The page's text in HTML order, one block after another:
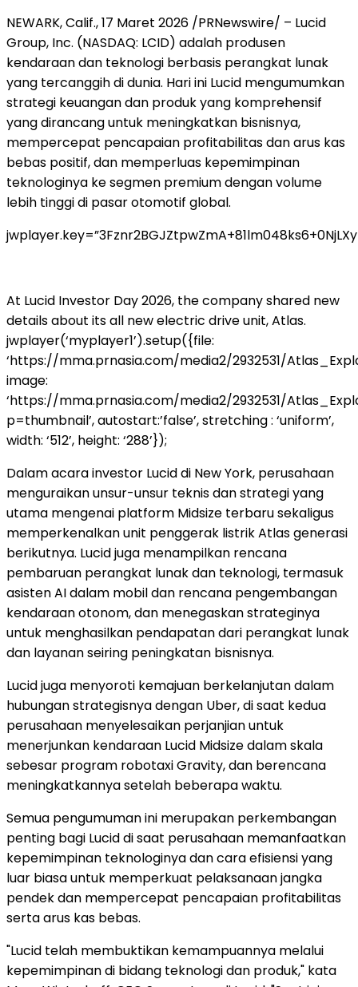
NEWARK, Calif.,17 Maret 2026 /PRNewswire/ – Lucid
Group, Inc. (NASDAQ: LCID) adalah produsen
kendaraan dan teknologi berbasis perangkat lunak
yang tercanggih di dunia. Hari ini Lucid mengumumkan
strategi keuangan dan produk yang komprehensif
yang dirancang untuk meningkatkan bisnisnya,
mempercepat pencapaian profitabilitas dan arus kas
bebas positif, dan memperluas kepemimpinan
teknologinya ke segmen premium dengan volume
lebih tinggi di pasar otomotif global.
At Lucid Investor Day 2026, the company shared new
details about its all new electric drive unit, Atlas.
jwplayer(‘myplayer1’).setup({file:
‘https://mma.prnasia.com/media2/2932531/
image:
‘https://mma.prnasia.com/media2/2932531/
p=thumbnail’, autostart:’false’, stretching : ‘uniform’,
width: ‘512’, height: ‘288’});
Dalam acara investor Lucid di New York, perusahaan
menguraikan unsur-unsur teknis dan strategi yang
utama mengenai platform Midsize terbaru sekaligus
memperkenalkan unit penggerak listrik Atlas generasi
berikutnya. Lucid juga menampilkan rencana
pembaruan perangkat lunak dan teknologi, termasuk
asisten AI dalam mobil dan rencana pengembangan
kendaraan otonom, dan menegaskan strateginya
untuk menghasilkan pendapatan dari perangkat lunak
dan layanan seiring peningkatan bisnisnya.
Lucid juga menyoroti kemajuan berkelanjutan dalam
hubungan strategisnya dengan Uber, di saat kedua
perusahaan menyelesaikan perjanjian untuk
menerjunkan kendaraan Lucid Midsize dalam skala
sebesar program robotaxi Gravity, dan berencana
meningkatkannya setelah beberapa waktu.
Semua pengumuman ini merupakan perkembangan
penting bagi Lucid di saat perusahaan memanfaatkan
kepemimpinan teknologinya dan cara efisiensi yang
luar biasa untuk memperkuat pelaksanaan jangka
pendek dan mempercepat pencapaian profitabilitas
serta arus kas bebas.
"Lucid telah membuktikan kemampuannya melalui
kepemimpinan di bidang teknologi dan produk," kata